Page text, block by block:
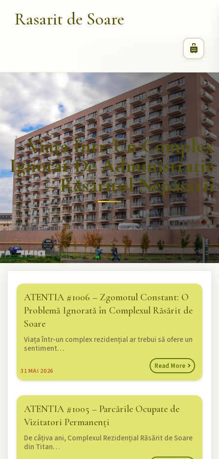
Rasarit de Soare
Viața Într-Un Complex
Ignorat De Administrație
– Răsăritul Nepăsării
ATENTIA #1006 – Zgomotul Constant: O
Problemă Ignorată în Complexul Răsărit de
Soare
31MAI 2026
Viața într-un complex rezidențial ar trebui să ofere un
sentiment…
Read More
ATENTIA #1005 – Parcările Ocupate de
Vizitatori Permanenți
De câțiva ani, Complexul Rezidențial Răsărit de Soare
din Titan…